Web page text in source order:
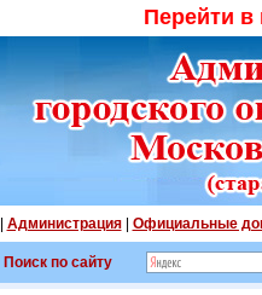
Перейти
Администрация| Официальные
Поиск по сайту